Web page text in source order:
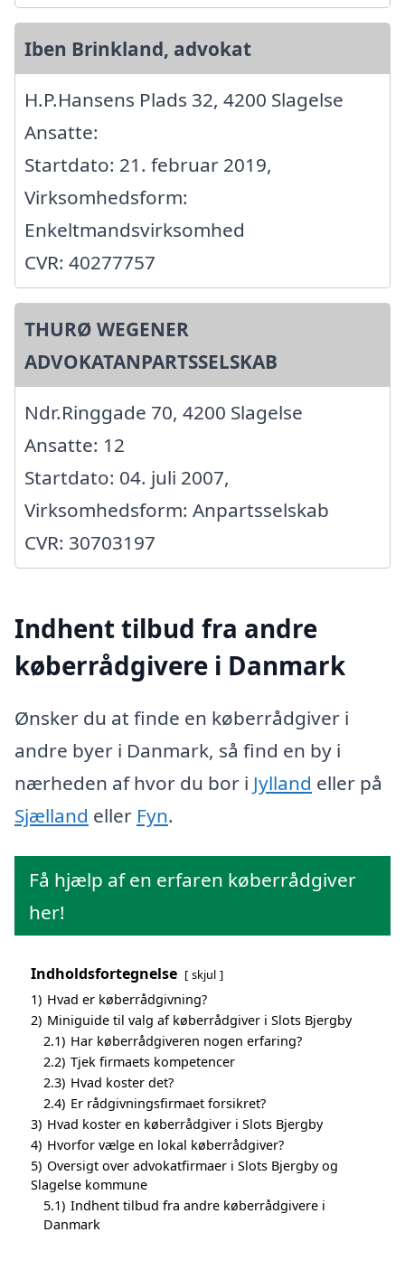
Iben Brinkland, advokat
H.P.Hansens Plads 32, 4200 Slagelse
Ansatte:
Startdato: 21. februar 2019,
Virksomhedsform:
Enkeltmandsvirksomhed
CVR: 40277757
THURØ WEGENER
ADVOKATANPARTSSELSKAB
Ndr.Ringgade 70, 4200 Slagelse
Ansatte: 12
Startdato: 04. juli 2007,
Virksomhedsform: Anpartsselskab
CVR: 30703197
Indhent tilbud fra andre
køberrådgivere i Danmark
Ønsker du at finde en køberrådgiver i
andre byer i Danmark, så find en by i
nærheden af hvor du bor i Jylland eller på
Sjælland eller Fyn.
Få hjælp af en erfaren køberrådgiver
her!
Indholdsfortegnelse skjul
1) Hvad er køberrådgivning?
2) Miniguide til valg af køberrådgiver i Slots Bjergby
2.1) Har køberrådgiveren nogen erfaring?
2.2) Tjek firmaets kompetencer
2.3) Hvad koster det?
2.4) Er rådgivningsfirmaet forsikret?
3) Hvad koster en køberrådgiver i Slots Bjergby
4) Hvorfor vælge en lokal køberrådgiver?
5) Oversigt over advokatfirmaer i Slots Bjergby og
Slagelse kommune
5.1) Indhent tilbud fra andre køberrådgivere i
Danmark